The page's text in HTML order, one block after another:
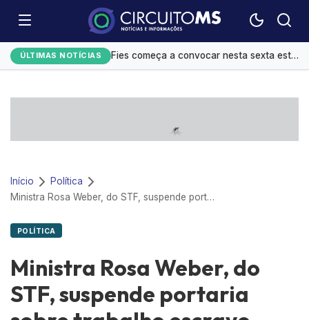
ÚLTIMAS NOTÍCIAS Fies começa a convocar nesta sexta estudantes em lista de espera
Mato Grosso do Sul amplia ações de alfabetização infantil
Início
Política
Ministra Rosa Weber, do STF, suspende portaria sobre trabalho escravo
POLÍTICA
Ministra Rosa Weber, do
STF, suspende portaria